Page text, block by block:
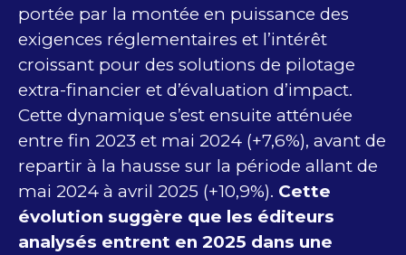
portée par la montée en puissance des
exigences réglementaires et l’intérêt
croissant pour des solutions de pilotage
extra-financier et d’évaluation d’impact.
Cette dynamique s’est ensuite atténuée
entre fin 2023 et mai 2024 (+7,6%), avant de
repartir à la hausse sur la période allant de
mai 2024 à avril 2025 (+10,9%). Cette
évolution suggère que les éditeurs
analysés entrent en 2025 dans une